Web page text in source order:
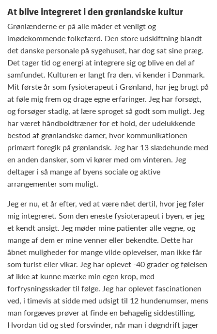
At blive integreret i den grønlandske kultur
Grønlænderne er på alle måder et venligt og
imødekommende folkefærd. Den store udskiftning blandt
det danske personale på sygehuset, har dog sat sine præg.
Det tager tid og energi at integrere sig og blive en del af
samfundet. Kulturen er langt fra den, vi kender i Danmark.
Mit første år som fysioterapeut i Grønland, har jeg brugt på
at føle mig frem og drage egne erfaringer. Jeg har forsøgt,
og forsøger stadig, at lære sproget så godt som muligt. Jeg
har været håndboldtræner for et hold, der udelukkende
bestod af grønlandske damer, hvor kommunikationen
primært foregik på grønlandsk. Jeg har 13 slædehunde med
en anden dansker, som vi kører med om vinteren. Jeg
deltager i så mange af byens sociale og aktive
arrangementer som muligt.
Jeg er nu, et år efter, ved at være nået dertil, hvor jeg føler
mig integreret. Som den eneste fysioterapeut i byen, er jeg
et kendt ansigt. Jeg møder mine patienter alle vegne, og
mange af dem er mine venner eller bekendte. Dette har
åbnet muligheder for mange vilde oplevelser, man ikke får
som turist eller vikar. Jeg har oplevet -40 grader og følelsen
af ikke at kunne mærke min egen krop, med
forfrysningsskader til følge. Jeg har oplevet fascinationen
ved, i timevis at sidde med udsigt til 12 hundenumser, mens
man forgæves prøver at finde en behagelig siddestilling.
Hvordan tid og sted forsvinder, når man i døgndrift jager